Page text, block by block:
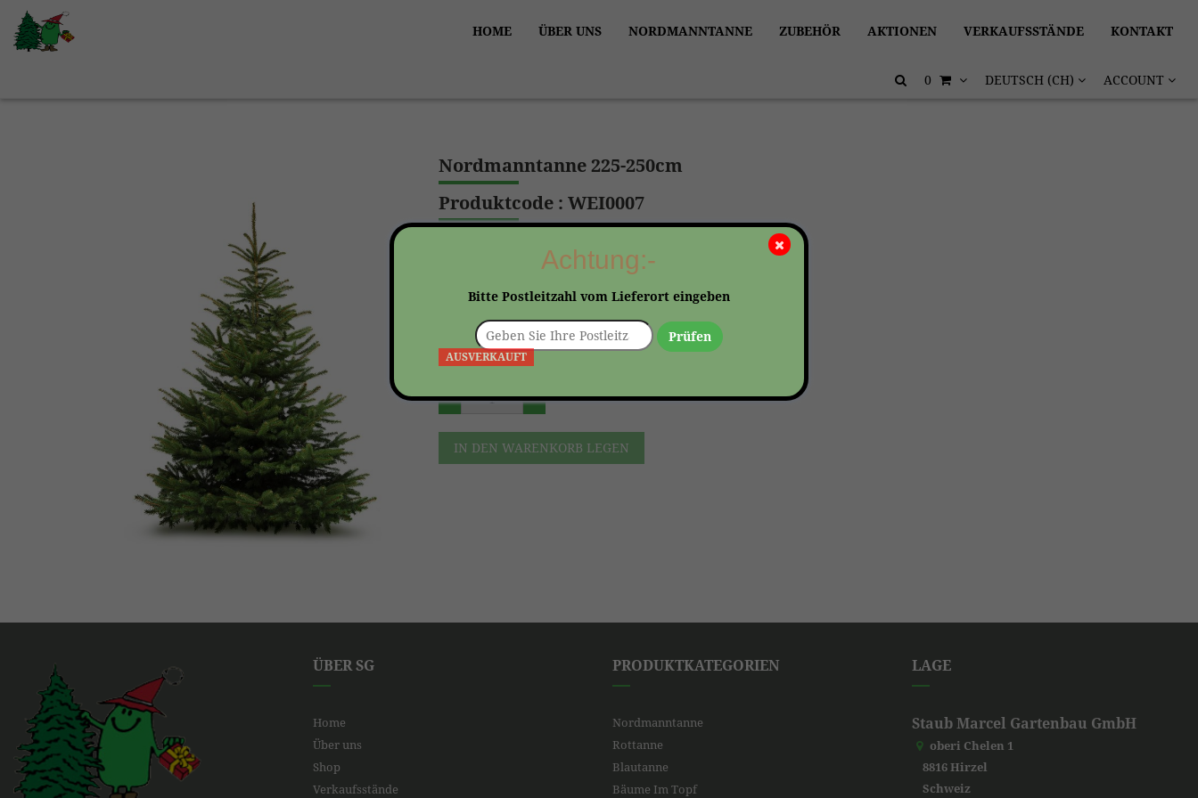
HOME ÜBER UNS NORDMANNTANNE ZUBEHÖR AKTIONEN VERKAUFSSTÄNDE KONTAKT
0 DEUTSCH (CH) ACCOUNT
Nordmanntanne 225-250cm
Produktcode : WEI0007
Die Lieferung erfolgt durch ,Die Post' in der ganzen Schweiz.
CHF199.00
AUSVERKAUFT
IN DEN WARENKORB LEGEN
Achtung:-
Bitte Postleitzahl vom Lieferort eingeben
Prüfen
ÜBER SG
Home
Über uns
Shop
Verkaufsstände
PRODUKTKATEGORIEN
Nordmanntanne
Rottanne
Blautanne
Bäume Im Topf
LAGE
Staub Marcel Gartenbau GmbH
oberi Chelen 1
8816 Hirzel
Schweiz